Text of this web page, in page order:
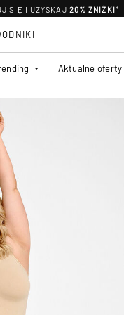
SIĘ I UZYSKAJ 20% ZNIŻKI*
Aktualne oferty